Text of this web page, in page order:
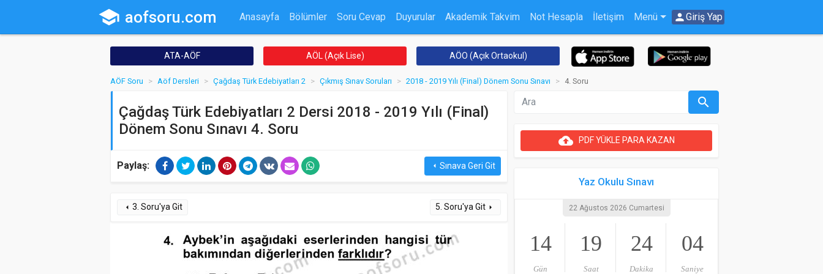
school aofsoru.com Anasayfa Bölümler Soru Cevap Duyurular Akademik Takvim Not Hesapla İletişim Menü personGiriş Yap
ATA-AÖF AÖL (Açık Lise) AÖO (Açık Ortaokul)
AÖF Soru Aöf Dersleri Çağdaş Türk Edebiyatları 2 Çıkmış Sınav Soruları 2018 - 2019 Yılı (Final) Dönem Sonu Sınavı 4. Soru
Çağdaş Türk Edebiyatları 2 Dersi 2018 - 2019 Yılı (Final)
Dönem Sonu Sınavı 4. Soru
Paylaş: arrow_leftSınava Geri Git
arrow_left 3. Soru'ya Git 5. Soru'ya Git arrow_right
search
cloud_uploadPDF YÜKLE PARA KAZAN
Yaz Okulu Sınavı
22 Ağustos 2026 Cumartesi
14
Gün
19
Saat
24
Dakika
04
Saniye